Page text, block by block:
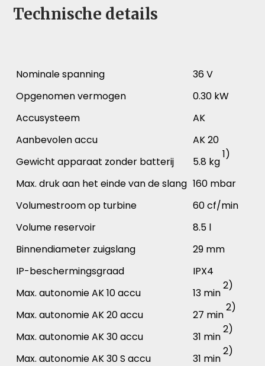
Technische details
Nominale spanning
36 V
Opgenomen vermogen
0.30 kW
Accusysteem
AK
Aanbevolen accu
AK 20
Gewicht apparaat zonder batterij
5.8 kg
1)
Max. druk aan het einde van de slang 160 mbar
Volumestroom op turbine
60 cf/min
Volume reservoir
8.5 l
Binnendiameter zuigslang
29 mm
IP-beschermingsgraad
IPX4
Max. autonomie AK 10 accu
13 min
2)
Max. autonomie AK 20 accu 27 min
2)
Max. autonomie AK 30 accu 31 min
2)
Max. autonomie AK 30 S accu 31 min
2)